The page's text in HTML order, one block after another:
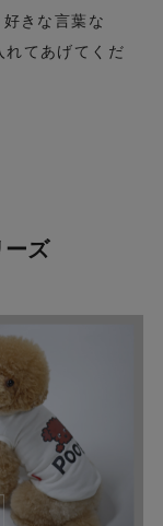
きな言葉な
れてあげてくだ
ーズ